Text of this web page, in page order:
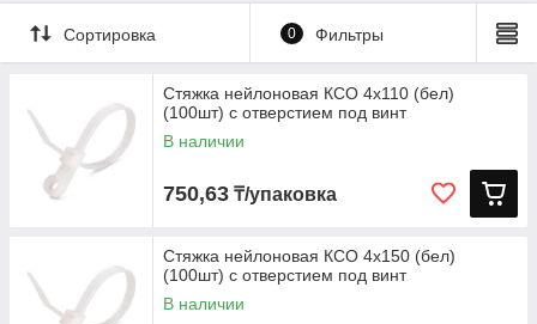
Сортировка 0 Фильтры
Стяжка нейлоновая КСО 4х110 (бел)
(100шт) с отверстием под винт
В наличии
750,63 ₸/упаковка
Стяжка нейлоновая КСО 4х150 (бел)
(100шт) с отверстием под винт
В наличии